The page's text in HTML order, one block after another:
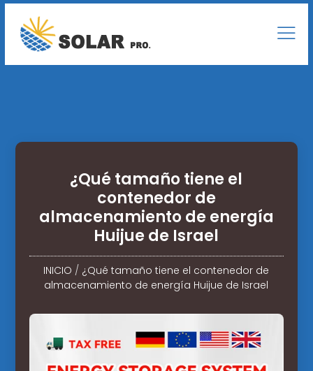
¿Qué tamaño tiene el
contenedor de
almacenamiento de energía
Huijue de Israel
INICIO / ¿Qué tamaño tiene el contenedor de
almacenamiento de energía Huijue de Israel